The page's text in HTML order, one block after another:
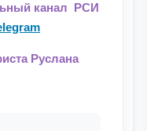
канал РСИ
Руслана